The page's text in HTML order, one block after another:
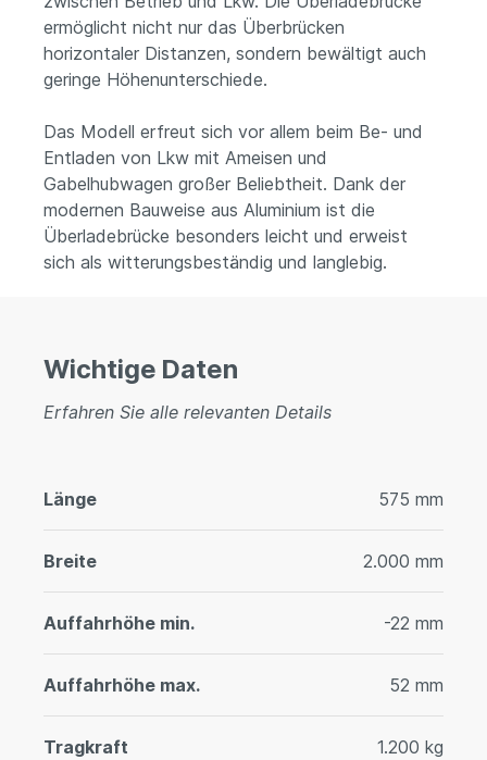
ermöglicht nicht nur das Überbrücken
horizontaler Distanzen, sondern bewältigt auch
geringe Höhenunterschiede.
Das Modell erfreut sich vor allem beim Be- und
Entladen von Lkw mit Ameisen und
Gabelhubwagen großer Beliebtheit. Dank der
modernen Bauweise aus Aluminium ist die
Überladebrücke besonders leicht und erweist
sich als witterungsbeständig und langlebig.
Wichtige Daten
Erfahren Sie alle relevanten Details
Länge 575 mm
Breite 2.000 mm
Auffahrhöhe min. -22 mm
Auffahrhöhe max. 52 mm
Tragkraft 1.200 kg